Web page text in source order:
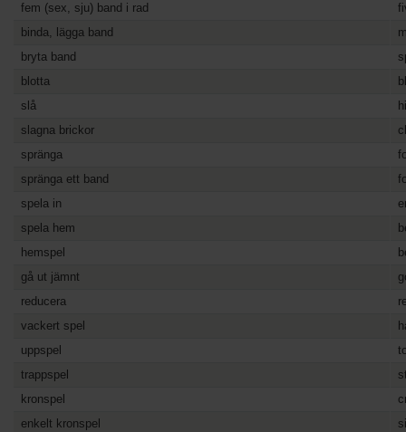
fem (sex, sju) band i rad
binda, lägga band
bryta band
blotta
slå
slagna brickor
spränga
spränga ett band
spela in
spela hem
hemspel
gå ut jämnt
reducera
vackert spel
uppspel
trappspel
kronspel
enkelt kronspel